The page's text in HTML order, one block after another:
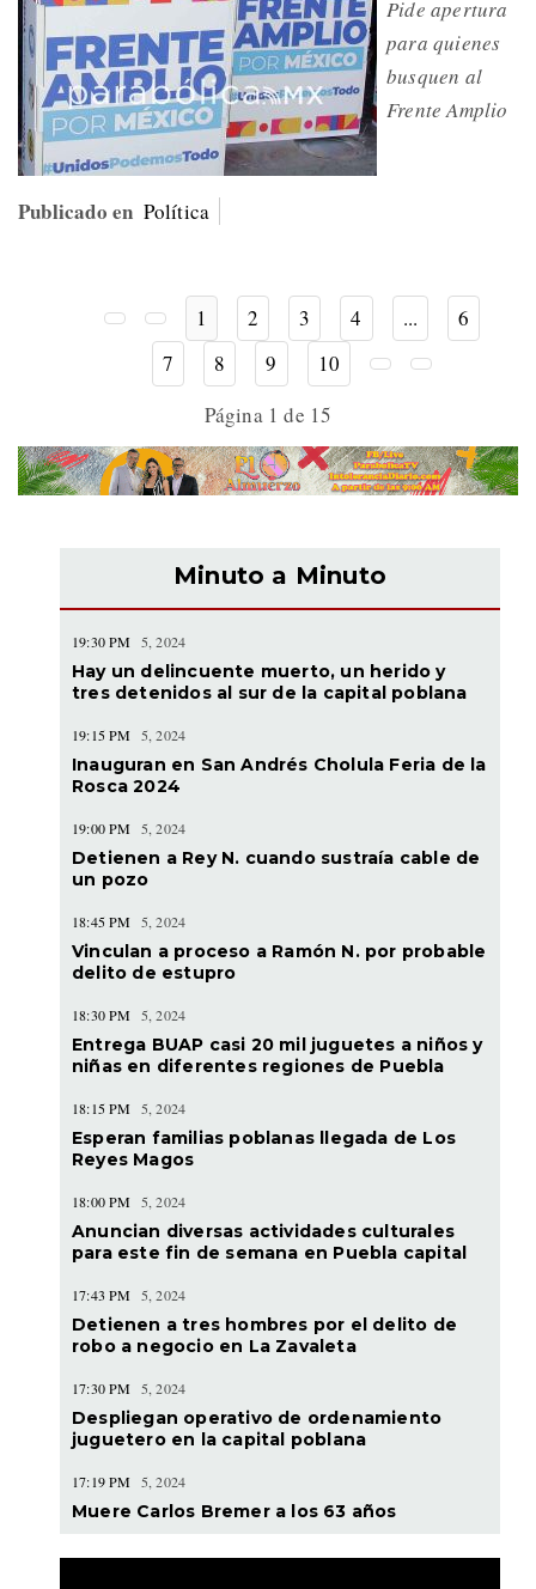
Pide apertura
para quienes
busquen al
Frente Amplio
Publicado en Política
1 2 3 4 ...
6
7
8 9
10
Página 1 de 15
Minuto a Minuto
19:30 PM 5, 2024
Hay un delincuente muerto, un herido y
tres detenidos al sur de la capital poblana
19:15 PM 5, 2024
Inauguran en San Andrés Cholula Feria de la
Rosca 2024
19:00 PM 5, 2024
Detienen a Rey N. cuando sustraía cable de
un pozo
18:45 PM 5, 2024
Vinculan a proceso a Ramón N. por probable
delito de estupro
18:30 PM 5, 2024
Entrega BUAP casi 20 mil juguetes a niños y
niñas en diferentes regiones de Puebla
18:15 PM 5, 2024
Esperan familias poblanas llegada de Los
Reyes Magos
18:00 PM 5, 2024
Anuncian diversas actividades culturales
para este fin de semana en Puebla capital
17:43 PM 5, 2024
Detienen a tres hombres por el delito de
robo a negocio en La Zavaleta
17:30 PM 5, 2024
Despliegan operativo de ordenamiento
juguetero en la capital poblana
17:19 PM 5, 2024
Muere Carlos Bremer a los 63 años